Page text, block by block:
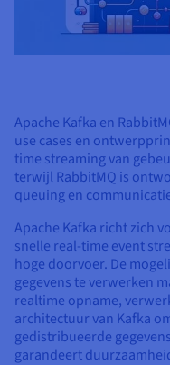
Apache Kafka en
use cases en
time streaming van
terwijl RabbitMQ is
queuing en
Apache Kafka richt zich
snelle real-time event
hoge doorvoer. De
gegevens te verwerken
realtime opname,
architectuur van Kafka
gedistribueerde
garandeert